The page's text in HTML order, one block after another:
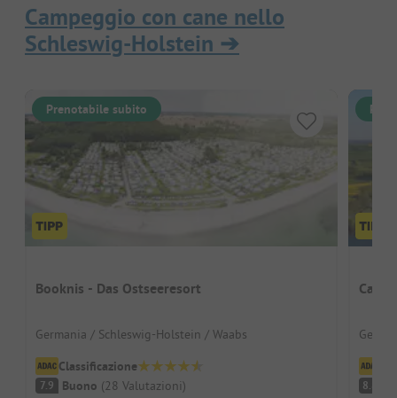
Campeggio con cane nello
Schleswig-Holstein ➔
Prenotabile subito
Booknis - Das Ostseeresort
Germania / Schleswig-Holstein / Waabs
Classificazione
7.9 Buono (28 Valutazioni)
8.8